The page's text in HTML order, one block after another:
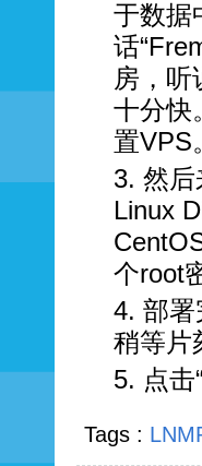
于数据
话
房，听
十分快
置VPS
然后
Linux
个root
部署
稍等片
点
Tags :